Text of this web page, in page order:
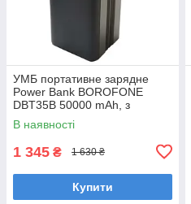
УМБ портативне зарядне
Power Bank BOROFONE
DBT35B 50000 mAh, з
вбудованими кабелями,
чорне 1420
В наявності
1 345 ₴ 1 630 ₴
Купити